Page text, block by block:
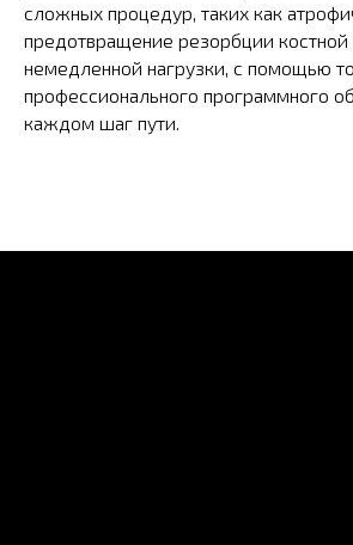
сложных процедур, таких как
предотвращение резорбции костной
немедленной нагрузки, с помощью
профессионального программного
каждом шаг пути.